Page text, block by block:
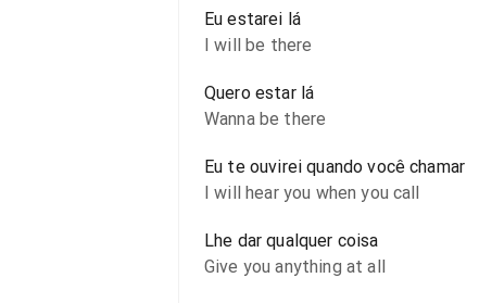
Eu estarei lá
I will be there
Quero estar lá
Wanna be there
Eu te ouvirei quando você chamar
I will hear you when you call
Lhe dar qualquer coisa
Give you anything at all